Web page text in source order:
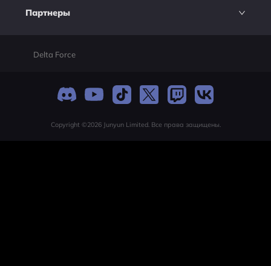
Партнеры
Delta Force
Copyright ©2026 Junyun Limited. Все права защищены.